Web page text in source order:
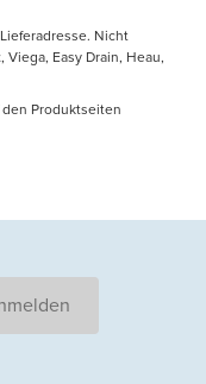
Nicht
Easy Drain, Heau,
Produktseiten